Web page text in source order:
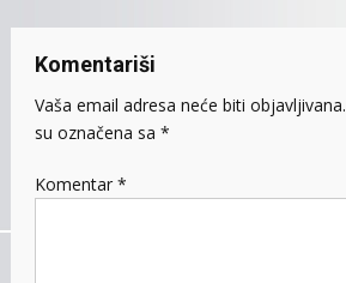
Komentariši
Vaša email adresa neće biti objavljivana.
su označena sa *
Komentar *